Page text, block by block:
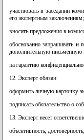
участвовать в заседании
его экспертным заключениям;
вносить предложения в
обоснованно запрашивать и
дополнительную письменную
на гарантию
12. Эксперт обязан:
оформить личную карточку
подписать обязательство о
13. Эксперт несет
объективность,